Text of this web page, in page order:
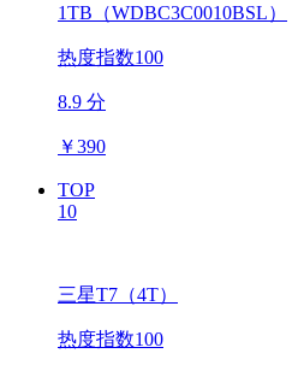
1TB（WDBC3C0010BSL）
热度指数100
8.9 分
￥390
TOP
10
三星T7（4T）
热度指数100